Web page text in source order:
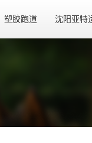
塑胶跑道 沈阳亚特